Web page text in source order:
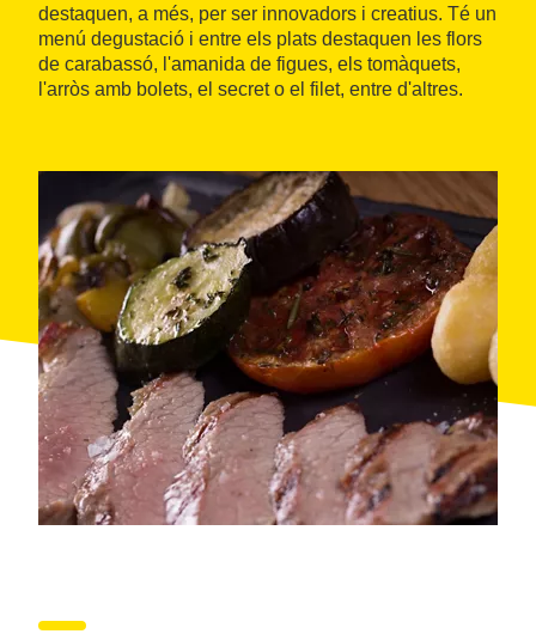
destaquen, a més, per ser innovadors i creatius. Té un
menú degustació i entre els plats destaquen les flors
de carabassó, l'amanida de figues, els tomàquets,
l'arròs amb bolets, el secret o el filet, entre d'altres.